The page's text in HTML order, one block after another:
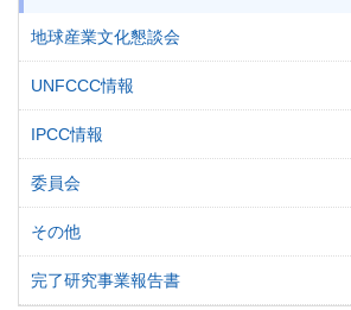
地球産業文化懇談会
UNFCCC情報
IPCC情報
委員会
その他
完了研究事業報告書